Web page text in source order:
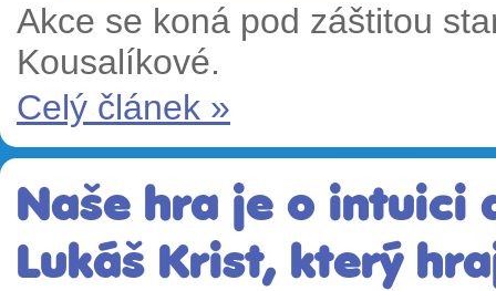
Akce se koná pod záštitou
Kousalíkové.
Celý článek »
Naše hra je o intuici
Lukáš Krist, který